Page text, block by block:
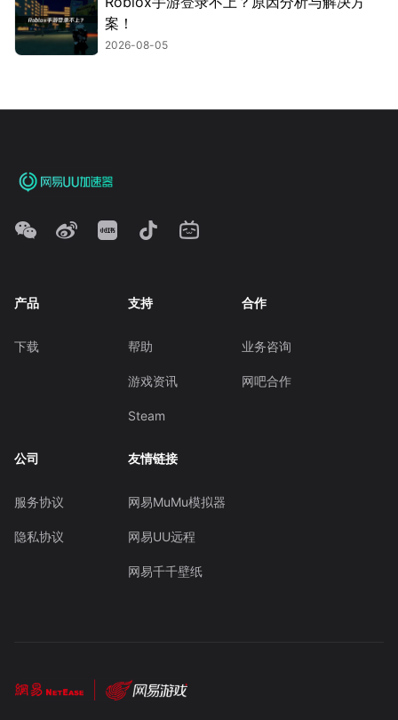
案！
2026-08-05
产品
下载
支持
帮助
游戏资讯
Steam
合作
业务咨询
网吧合作
公司
服务协议
隐私协议
友情链接
网易MuMu模拟器
网易UU远程
网易千千壁纸